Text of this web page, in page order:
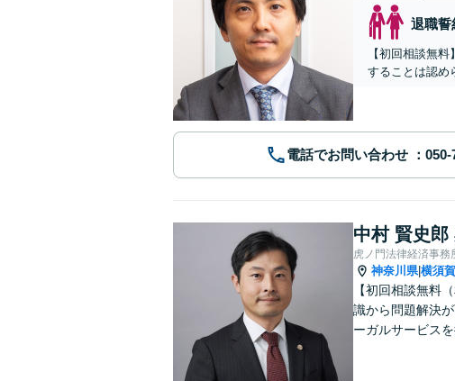
退職誓
【初回相談無
することは認め
電話でお問い合わせ
中村 賢史郎
虎ノ門法律経済事務
神奈川県|横須
【初回相談無料
識から問題解決
ーガルサービスを